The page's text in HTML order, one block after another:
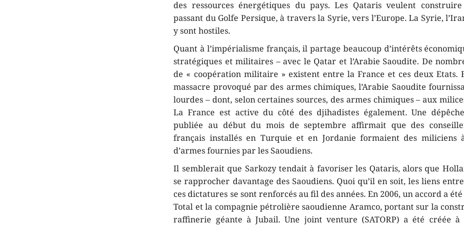
des ressources énergétiques du pays. Les Qataris veulent
passant du Golfe Persique, à travers la Syrie, vers l’Europe. La Syrie,
y sont hostiles.
Quant à l’impérialisme français, il partage beaucoup d’intérêts
stratégiques et militaires – avec le Qatar et l’Arabie Saoudite. De
de « coopération militaire » existent entre la France et ces deux Etats.
massacre provoqué par des armes chimiques, l’Arabie Saoudite
lourdes – dont, selon certaines sources, des armes chimiques – aux
La France est active du côté des djihadistes également. Une
publiée au début du mois de septembre affirmait que des
français installés en Turquie et en Jordanie formaient des miliciens
d’armes fournies par les Saoudiens.
Il semblerait que Sarkozy tendait à favoriser les Qataris, alors que
se rapprocher davantage des Saoudiens. Quoi qu’il en soit, les liens
ces dictatures se sont renforcés au fil des années. En 2006, un accord a
Total et la compagnie pétrolière saoudienne Aramco, portant sur la
raffinerie géante à Jubail. Une joint venture (SATORP) a été créée